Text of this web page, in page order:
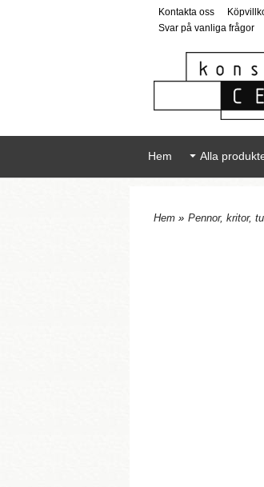
Kontakta oss
Svar på vanliga frågor
Hem Alla
Hem » Pennor, kritor,